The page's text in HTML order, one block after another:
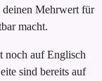
deinen Mehrwert für
macht.
noch auf Englisch
sind bereits auf